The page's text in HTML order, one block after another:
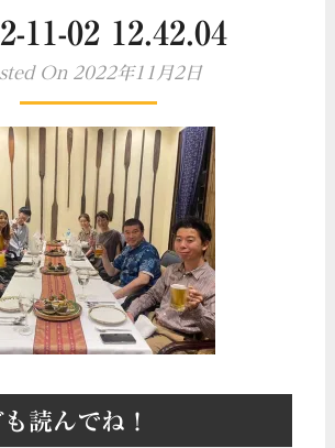
11-02 12.42.04
On 2022年11月2日
読んでね！